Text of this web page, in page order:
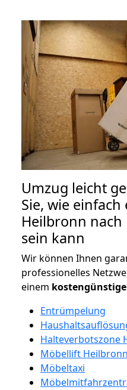
Umzug leicht
Sie, wie
Heilbronn
sein kann
Wir können Ihnen
professionelles
einem
Entrümpelung
Halteverbotszone
Möbellift Heilbronn
Möbeltaxi